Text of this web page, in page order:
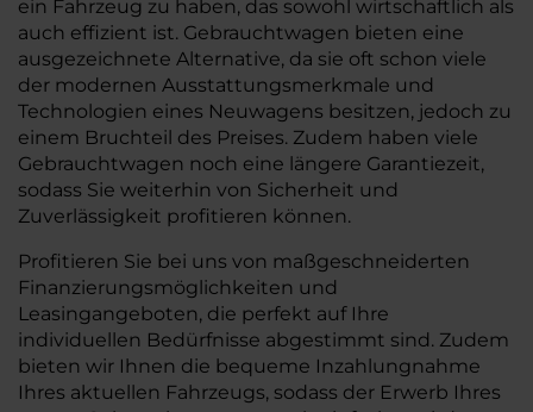
ein Fahrzeug zu haben, das sowohl wirtschaftlich als
auch effizient ist. Gebrauchtwagen bieten eine
ausgezeichnete Alternative, da sie oft schon viele
der modernen Ausstattungsmerkmale und
Technologien eines Neuwagens besitzen, jedoch zu
einem Bruchteil des Preises. Zudem haben viele
Gebrauchtwagen noch eine längere Garantiezeit,
sodass Sie weiterhin von Sicherheit und
Zuverlässigkeit profitieren können.
Profitieren Sie bei uns von maßgeschneiderten
Finanzierungsmöglichkeiten und
Leasingangeboten, die perfekt auf Ihre
individuellen Bedürfnisse abgestimmt sind. Zudem
bieten wir Ihnen die bequeme Inzahlungnahme
Ihres aktuellen Fahrzeugs, sodass der Erwerb Ihres